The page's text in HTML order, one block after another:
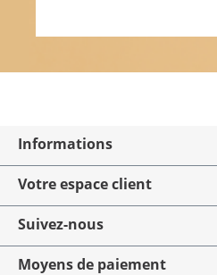
Informations
Votre espace client
Suivez-nous
Moyens de paiement